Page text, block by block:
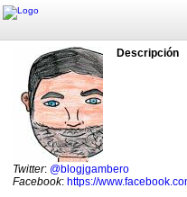
Descripción
Twitter: @blogjgambero
Facebook: https://